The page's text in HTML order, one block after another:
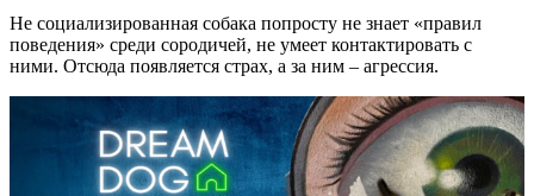
Не социализированная собака попросту не знает «правил
поведения» среди сородичей, не умеет контактировать с
ними. Отсюда появляется страх, а за ним – агрессия.